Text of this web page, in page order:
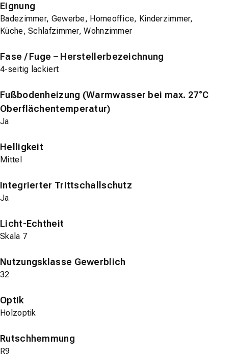
Eignung
Badezimmer, Gewerbe, Homeoffice, Kinderzimmer,
Küche, Schlafzimmer, Wohnzimmer
Fase / Fuge – Herstellerbezeichnung
4-seitig lackiert
Fußbodenheizung (Warmwasser bei max. 27°C
Oberflächentemperatur)
Ja
Helligkeit
Mittel
Integrierter Trittschallschutz
Ja
Licht-Echtheit
Skala 7
Nutzungsklasse Gewerblich
32
Optik
Holzoptik
Rutschhemmung
R9